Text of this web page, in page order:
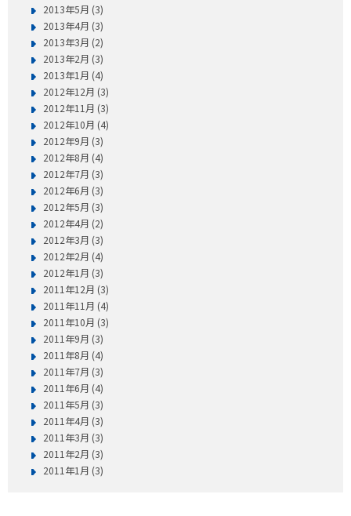
2013年5月 (3)
2013年4月 (3)
2013年3月 (2)
2013年2月 (3)
2013年1月 (4)
2012年12月 (3)
2012年11月 (3)
2012年10月 (4)
2012年9月 (3)
2012年8月 (4)
2012年7月 (3)
2012年6月 (3)
2012年5月 (3)
2012年4月 (2)
2012年3月 (3)
2012年2月 (4)
2012年1月 (3)
2011年12月 (3)
2011年11月 (4)
2011年10月 (3)
2011年9月 (3)
2011年8月 (4)
2011年7月 (3)
2011年6月 (4)
2011年5月 (3)
2011年4月 (3)
2011年3月 (3)
2011年2月 (3)
2011年1月 (3)